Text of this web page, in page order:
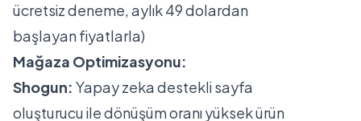
ücretsiz deneme, aylık 49 dolardan
başlayan fiyatlarla)
Mağaza Optimizasyonu:
Shogun: Yapay zeka destekli sayfa
oluşturucu ile dönüşüm oranı yüksek ürün